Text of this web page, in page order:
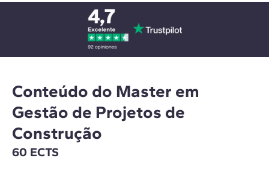
Conteúdo do Master em
Gestão de Projetos de
Construção
60 ECTS